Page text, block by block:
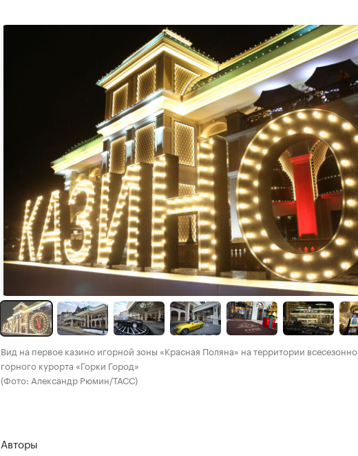
Вид на первое казино игорной зоны «Красная Поляна» на территории
горного курорта «Горки Город»
(Фото: Александр Рюмин/ТАСС)
Авторы